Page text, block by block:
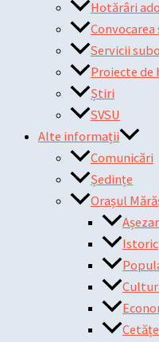
Hotărâri
Servicii
Proiecte de
Știri
SVSU
Alte informații
Comunicări
Ședințe
Orașul
Istoric